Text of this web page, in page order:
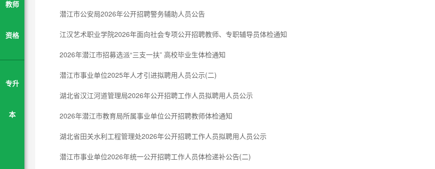
教师
资格
专升
本
潜江市公安局2026年公开招聘警务辅助人员公告
江汉艺术职业学院2026年面向社会专项公开招聘教师、专职辅导员体检通知
2026年潜江市招募选派“三支一扶” 高校毕业生体检通知
潜江市事业单位2025年人才引进拟聘用人员公示(二)
湖北省汉江河道管理局2026年公开招聘工作人员拟聘用人员公示
2026年潜江市教育局所属事业单位公开招聘教师体检通知
湖北省田关水利工程管理处2026年公开招聘工作人员拟聘用人员公示
潜江市事业单位2026年统一公开招聘工作人员体检递补公告(二)